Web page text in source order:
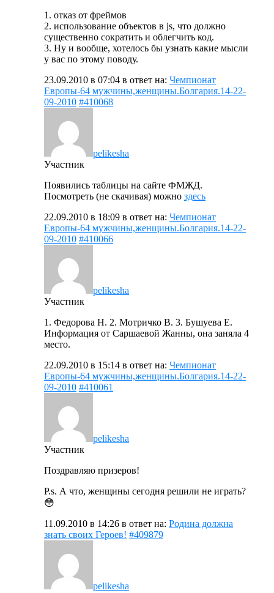
1. отказ от фреймов
2. использование объектов в js, что должно
существенно сократить и облегчить код.
3. Ну и вообще, хотелось бы узнать какие мысли
у вас по этому поводу.
23.09.2010 в 07:04 в ответ на: Чемпионат
Европы-64 мужчины,женщины.Болгария.14-22-
09-2010 #410068
pelikesha
Участник
Появились таблицы на сайте ФМЖД.
Посмотреть (не скачивая) можно здесь
22.09.2010 в 18:09 в ответ на: Чемпионат
Европы-64 мужчины,женщины.Болгария.14-22-
09-2010 #410066
pelikesha
Участник
1. Федорова Н. 2. Мотричко В. 3. Бушуева Е.
Информация от Саршаевой Жанны, она заняла 4
место.
22.09.2010 в 15:14 в ответ на: Чемпионат
Европы-64 мужчины,женщины.Болгария.14-22-
09-2010 #410061
pelikesha
Участник
Поздравляю призеров!
P.s. А что, женщины сегодня решили не играть?
😳
11.09.2010 в 14:26 в ответ на: Родина должна
знать своих Героев! #409879
pelikesha